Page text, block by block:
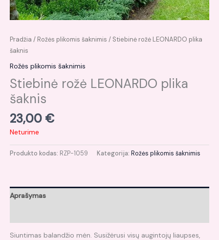
Pradžia / Rožės plikomis šaknimis / Stiebinė rožė LEONARDO plika
šaknis
Rožės plikomis šaknimis
Stiebinė rožė LEONARDO plika
šaknis
23,00 €
Neturime
Produkto kodas: RZP-1059 Kategorija: Rožės plikomis šaknimis
Aprašymas
Siuntimas balandžio mėn. Susižėrusi visų augintojų liaupses,